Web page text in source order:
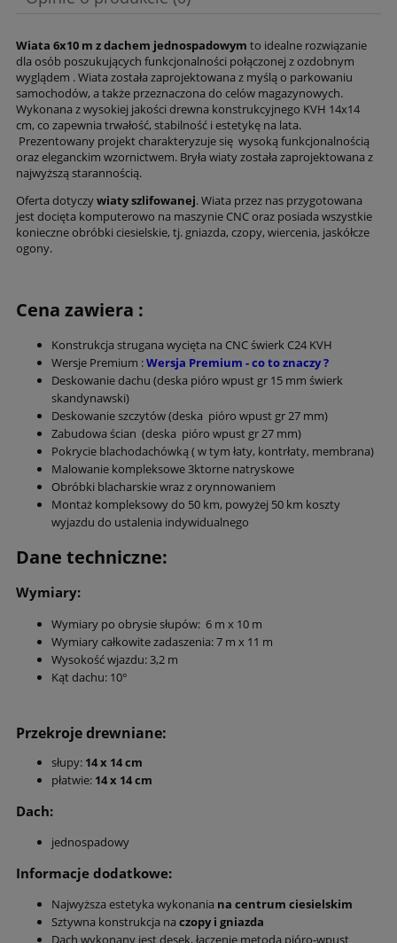
Wiata 6x10 m z dachem jednospadowymto idealne rozwiązanie
dla osób poszukujących funkcjonalności połączonej z ozdobnym
wyglądem . Wiata została zaprojektowana z myślą o parkowaniu
samochodów, a także przeznaczona do celów magazynowych.
Wykonana z wysokiej jakości drewna konstrukcyjnego KVH 14x14
cm, co zapewnia trwałość, stabilność i estetykę na lata.
Prezentowany projekt charakteryzuje się wysoką funkcjonalnością
oraz eleganckim wzornictwem. Bryła wiaty została zaprojektowana z
najwyższą starannością.
Oferta dotyczywiaty szlifowanej. Wiata przez nas przygotowana
jest docięta komputerowo na maszynie CNC oraz posiada wszystkie
konieczne obróbki ciesielskie, tj. gniazda, czopy, wiercenia, jaskółcze
ogony.
Cena zawiera :
Konstrukcja strugana wycięta na CNC świerk C24 KVH
Wersje Premium :Wersja Premium - co to znaczy ?
Deskowanie dachu (deska pióro wpust gr 15 mm świerk
skandynawski)
Deskowanie szczytów (deska pióro wpust gr 27 mm)
Zabudowa ścian (deska pióro wpust gr 27 mm)
Pokrycie blachodachówką ( w tym łaty, kontrłaty, membrana)
Malowanie kompleksowe 3ktorne natryskowe
Obróbki blacharskie wraz z orynnowaniem
Montaż kompleksowy do 50 km, powyżej 50 km koszty
wyjazdu do ustalenia indywidualnego
Dane techniczne:
Wymiary:
Wymiary po obrysie słupów: 6 m x 10 m
Wymiary całkowite zadaszenia: 7 m x 11 m
Wysokość wjazdu: 3,2 m
Kąt dachu: 10°
Przekroje drewniane:
słupy: 14 x 14 cm
płatwie: 14 x 14 cm
Dach:
jednospadowy
Informacje dodatkowe:
Najwyższa estetyka wykonania na centrum ciesielskim
Sztywna konstrukcja naczopy i gniazda